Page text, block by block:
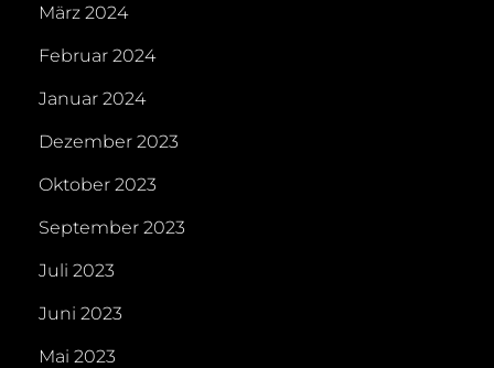
März 2024
Februar 2024
Januar 2024
Dezember 2023
Oktober 2023
September 2023
Juli 2023
Juni 2023
Mai 2023